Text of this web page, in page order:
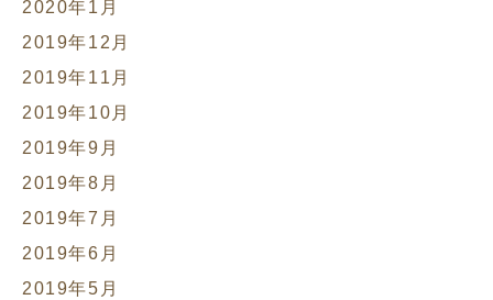
2020年1月
2019年12月
2019年11月
2019年10月
2019年9月
2019年8月
2019年7月
2019年6月
2019年5月